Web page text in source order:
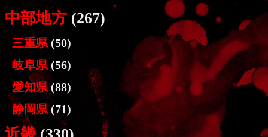
中部地方 (267)
三重県 (50)
岐阜県 (56)
愛知県 (88)
静岡県 (71)